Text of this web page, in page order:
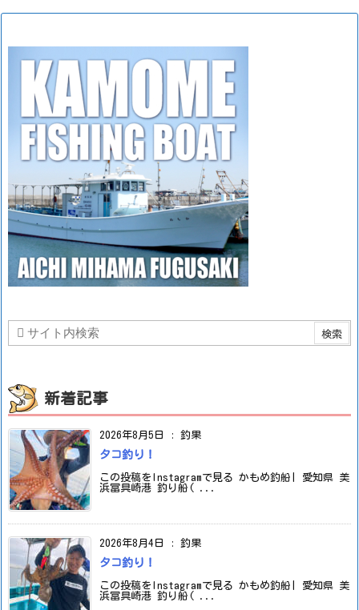
新着記事
2026年8月5日 : 釣果
タコ釣り！
この投稿をInstagramで見る かもめ釣船| 愛知県 美
浜冨具崎港 釣り船( ...
2026年8月4日 : 釣果
タコ釣り！
この投稿をInstagramで見る かもめ釣船| 愛知県 美
浜冨具崎港 釣り船( ...